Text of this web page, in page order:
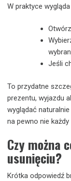
W praktyce
Jeśli
To przydatne
prezentu, wyjazdu
wyglądać
na pewno nie
Czy można
usunięciu?
Krótka odpowiedź